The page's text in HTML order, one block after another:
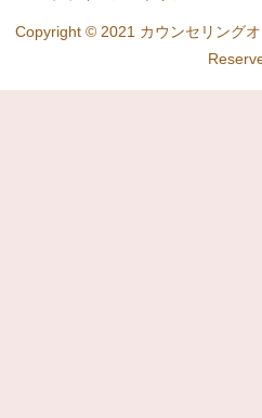
Copyright © 2021 カウンセリング